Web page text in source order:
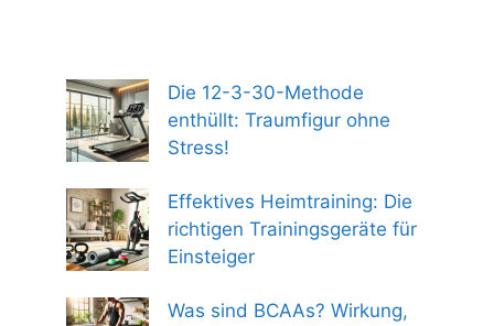
Die 12-3-30-Methode
enthüllt: Traumfigur ohne
Stress!
Effektives Heimtraining: Die
richtigen Trainingsgeräte für
Einsteiger
Was sind BCAAs? Wirkung,